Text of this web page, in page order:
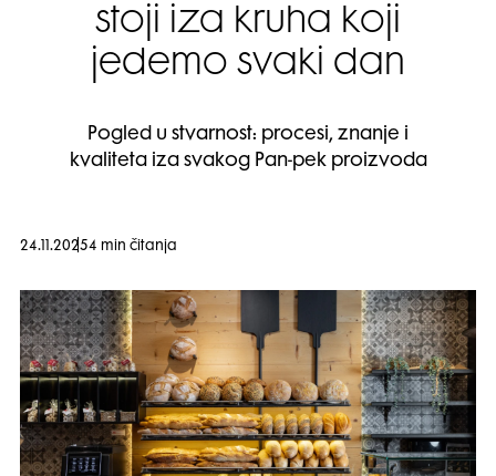
stoji iza kruha koji
jedemo svaki dan
Pogled u stvarnost: procesi, znanje i
kvaliteta iza svakog Pan-pek proizvoda
24.11.20254 min čitanja